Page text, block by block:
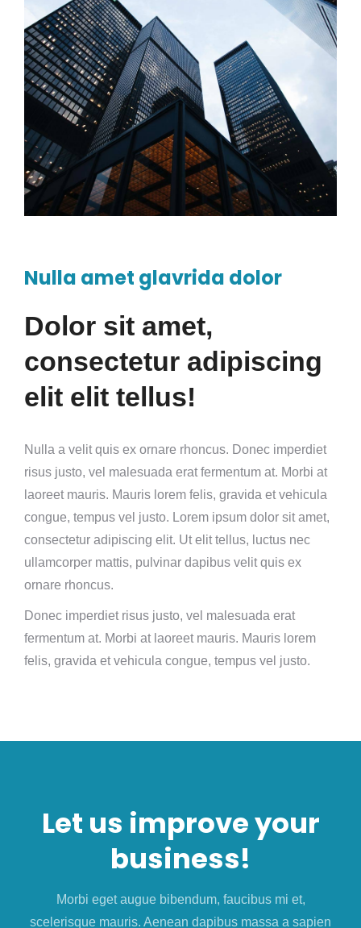
Nulla amet glavrida dolor
Dolor sit amet,
consectetur adipiscing
elit elit tellus!
Nulla a velit quis ex ornare rhoncus. Donec imperdiet
risus justo, vel malesuada erat fermentum at. Morbi at
laoreet mauris. Mauris lorem felis, gravida et vehicula
congue, tempus vel justo. Lorem ipsum dolor sit amet,
consectetur adipiscing elit. Ut elit tellus, luctus nec
ullamcorper mattis, pulvinar dapibus velit quis ex
ornare rhoncus.
Donec imperdiet risus justo, vel malesuada erat
fermentum at. Morbi at laoreet mauris. Mauris lorem
felis, gravida et vehicula congue, tempus vel justo.
Let us improve your
business!
Morbi eget augue bibendum, faucibus mi et,
scelerisque mauris. Aenean dapibus massa a sapien